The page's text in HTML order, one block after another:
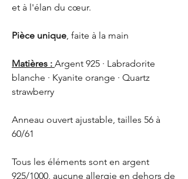
et à l'élan du cœur.
Pièce unique, faite à la main
Matières : Argent 925 · Labradorite
blanche · Kyanite orange · Quartz
strawberry
Anneau ouvert ajustable, tailles 56 à
60/61
Tous les éléments sont en argent
925/1000, aucune allergie en dehors de